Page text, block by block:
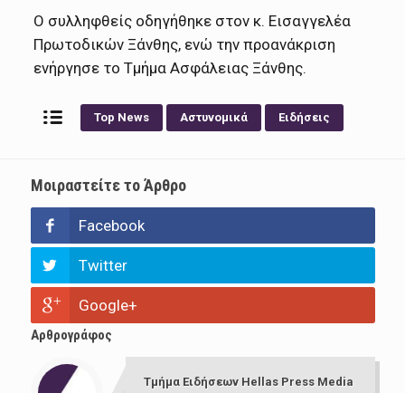
Ο συλληφθείς οδηγήθηκε στον κ. Εισαγγελέα
Πρωτοδικών Ξάνθης, ενώ την προανάκριση
ενήργησε το Τμήμα Ασφάλειας Ξάνθης.
Top News Αστυνομικά Ειδήσεις
Μοιραστείτε το Άρθρο
Facebook
Twitter
Google+
Αρθρογράφος
Τμήμα Ειδήσεων Hellas Press Media